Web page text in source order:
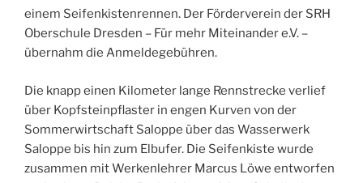
einem Seifenkistenrennen. Der Förderverein der SRH
Oberschule Dresden – Für mehr Miteinander e.V. –
übernahm die Anmeldegebühren.
Die knapp einen Kilometer lange Rennstrecke verlief
über Kopfsteinpflaster in engen Kurven von der
Sommerwirtschaft Saloppe über das Wasserwerk
Saloppe bis hin zum Elbufer. Die Seifenkiste wurde
zusammen mit Werkenlehrer Marcus Löwe entworfen